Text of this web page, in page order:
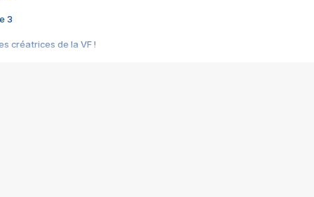
3
créatrices de la VF !